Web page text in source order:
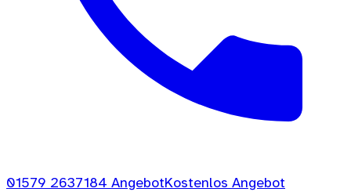
01579 2637184 AngebotKostenlos Angebot